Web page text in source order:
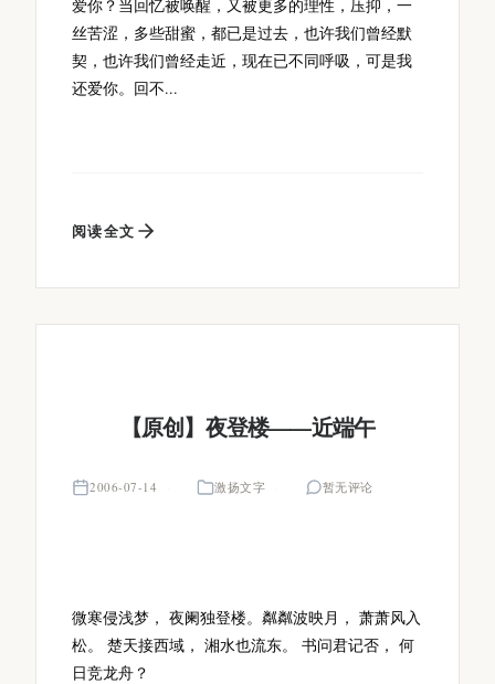
爱你？当回忆被唤醒，又被更多的理性，压抑，一
丝苦涩，多些甜蜜，都已是过去，也许我们曾经默
契，也许我们曾经走近，现在已不同呼吸，可是我
还爱你。回不...
阅读全文
【原创】夜登楼——近端午
2006-07-14 激扬文字 暂无评论
微寒侵浅梦， 夜阑独登楼。粼粼波映月， 萧萧风入
松。 楚天接西域， 湘水也流东。 书问君记否， 何
日竞龙舟？